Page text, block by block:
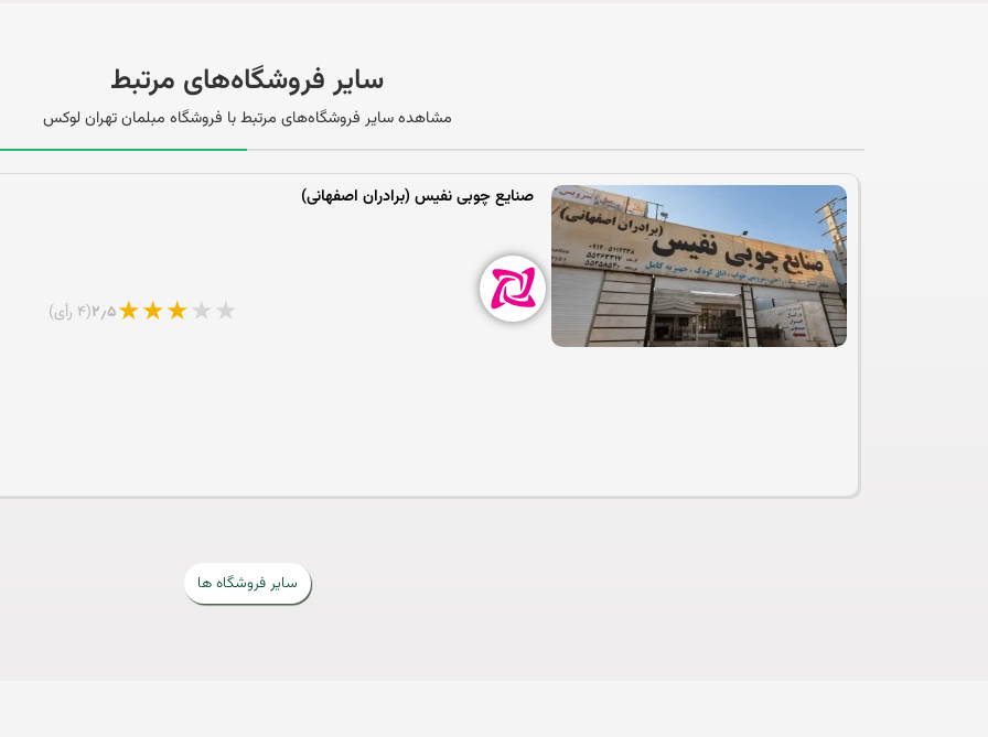
سایر فروشگاه‌های مرتبط
مشاهده سایر فروشگاه‌های مرتبط با فروشگاه مبلمان تهران لوکس
صنایع چوبی نفیس (برادران اصفهانی)
★★★★★ ۲٫۵(۴ رأی)
سایر فروشگاه ها